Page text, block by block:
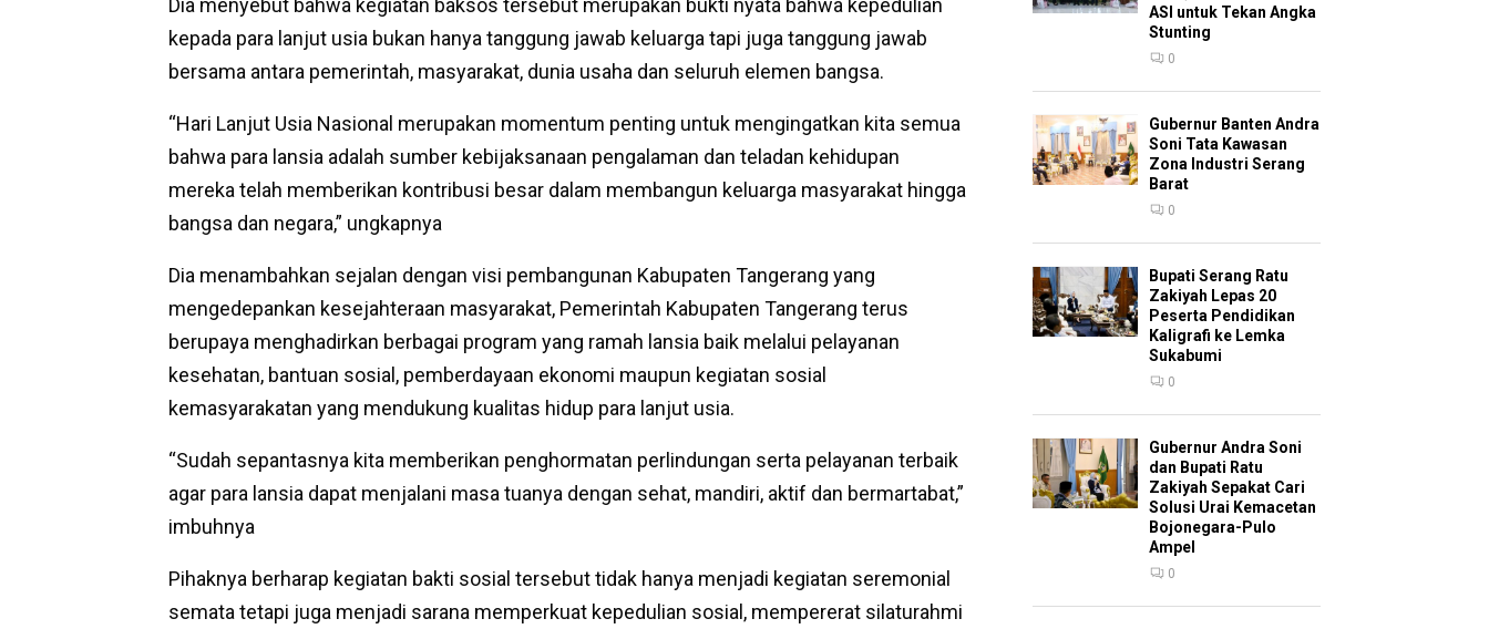
Dia menyebut bahwa kegiatan baksos tersebut merupakan bukti nyata bahwa kepedulian
kepada para lanjut usia bukan hanya tanggung jawab keluarga tapi juga tanggung jawab
bersama antara pemerintah, masyarakat, dunia usaha dan seluruh elemen bangsa.
“Hari Lanjut Usia Nasional merupakan momentum penting untuk mengingatkan kita semua
bahwa para lansia adalah sumber kebijaksanaan pengalaman dan teladan kehidupan
mereka telah memberikan kontribusi besar dalam membangun keluarga masyarakat hingga
bangsa dan negara,” ungkapnya
Dia menambahkan sejalan dengan visi pembangunan Kabupaten Tangerang yang
mengedepankan kesejahteraan masyarakat, Pemerintah Kabupaten Tangerang terus
berupaya menghadirkan berbagai program yang ramah lansia baik melalui pelayanan
kesehatan, bantuan sosial, pemberdayaan ekonomi maupun kegiatan sosial
kemasyarakatan yang mendukung kualitas hidup para lanjut usia.
“Sudah sepantasnya kita memberikan penghormatan perlindungan serta pelayanan terbaik
agar para lansia dapat menjalani masa tuanya dengan sehat, mandiri, aktif dan bermartabat,”
imbuhnya
Pihaknya berharap kegiatan bakti sosial tersebut tidak hanya menjadi kegiatan seremonial
semata tetapi juga menjadi sarana memperkuat kepedulian sosial, mempererat silaturahmi
ASI untuk Tekan Angka
Stunting
0
Gubernur Banten Andra
Soni Tata Kawasan
Zona Industri Serang
Barat
0
Bupati Serang Ratu
Zakiyah Lepas 20
Peserta Pendidikan
Kaligrafi ke Lemka
Sukabumi
0
Gubernur Andra Soni
dan Bupati Ratu
Zakiyah Sepakat Cari
Solusi Urai Kemacetan
Bojonegara-Pulo
Ampel
0